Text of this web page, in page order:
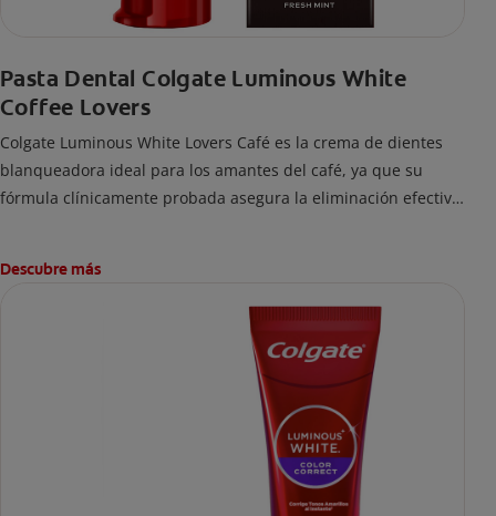
Pasta Dental Colgate Luminous White
Coffee Lovers
Colgate Luminous White Lovers Café es la crema de dientes
blanqueadora ideal para los amantes del café, ya que su
fórmula clínicamente probada asegura la eliminación efectiva
Descubre más